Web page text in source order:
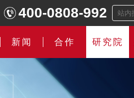
400-0808-992
新闻 合作 研究院